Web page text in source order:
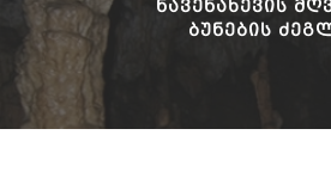
ᲜᲐᲕᲔᲜᲐᲮᲔᲕᲘᲡ
ᲑᲣᲜᲔᲑᲘᲡ